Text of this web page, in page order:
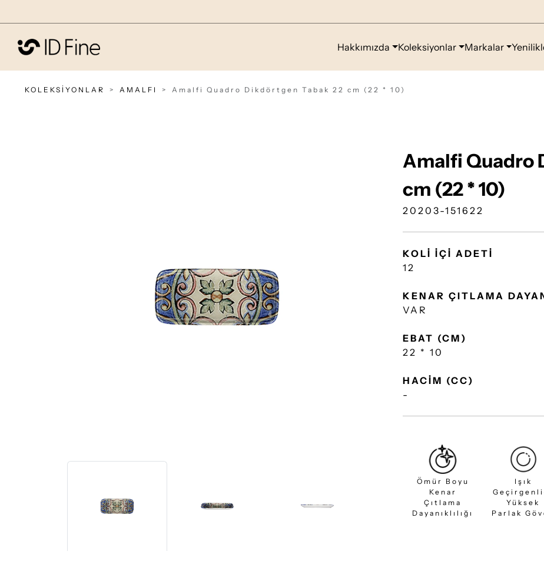
Hakkımızda Koleksiyonlar Markalar
KOLEKSİYONLAR AMALFI Amalfi Quadro Dikdörtgen Tabak 22 cm (22 * 10)
Amalfi Quadro
cm (22 * 10)
20203-151622
KOLİ İÇİ ADETİ
12
KENAR ÇITLAMA
VAR
EBAT (CM)
22 * 10
HACİM (CC)
-
Ömür Boyu
Kenar
Çıtlama
Dayanıklılığı
Işık
Yüksek
Parlak